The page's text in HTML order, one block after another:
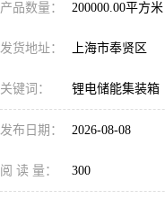
产品数量： 200000.00平方米
发货地址： 上海市奉贤区
关键词： 锂电储能集装箱
发布日期： 2026-08-08
阅 读 量： 300